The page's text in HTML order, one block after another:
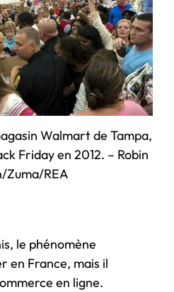
Walmart de Tampa,
Friday en 2012. – Robin
Zuma/REA
le phénomène
en France, mais il
en ligne.